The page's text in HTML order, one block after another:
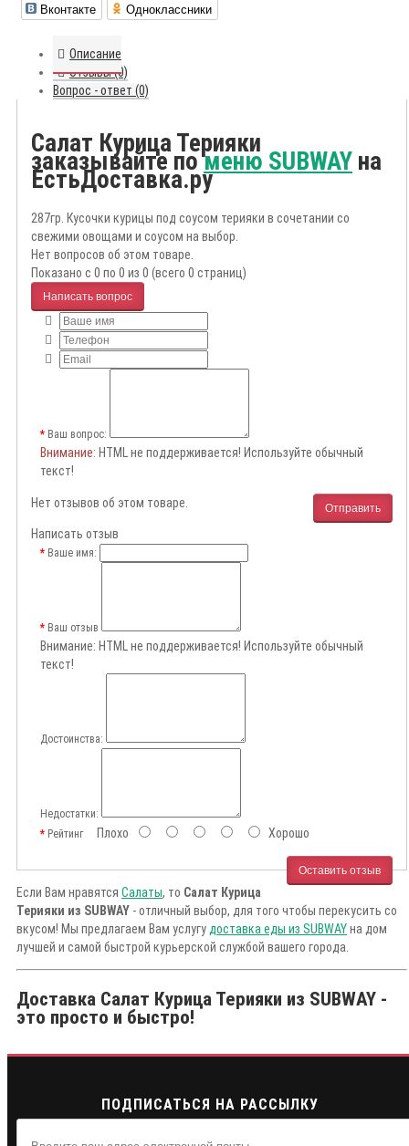
Вконтакте Одноклассники
Описание
Отзывы (0)
Вопрос - ответ (0)
Салат Курица Терияки
заказывайте поменю SUBWAY на
ЕстьДоставка.ру
287гр. Кусочки курицы под соусом терияки в сочетании со
свежими овощами и соусом на выбор.
Нет вопросов об этом товаре.
Показано с 0 по 0 из 0 (всего 0 страниц)
Написать вопрос
Ваш вопрос:
Внимание: HTML не поддерживается! Используйте обычный
текст!
Отправить
Нет отзывов об этом товаре.
Написать отзыв
Ваше имя:
Ваш отзыв
Внимание: HTML не поддерживается! Используйте обычный
текст!
Достоинства:
Недостатки:
РейтингПлохо Хорошо
Оставить отзыв
Если Вам нравятся Салаты, то Салат Курица
Терияки из SUBWAY - отличный выбор, для того чтобы перекусить со
вкусом! Мы предлагаем Вам услугу доставка еды из SUBWAYна дом
лучшей и самой быстрой курьерской службой вашего города.
Доставка Салат Курица Терияки из SUBWAY -
это просто и быстро!
ПОДПИСАТЬСЯ НА РАССЫЛКУ